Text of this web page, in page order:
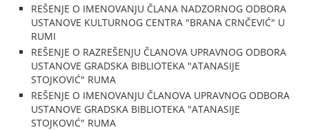
REŠENJE O IMENOVANJU ČLANA NADZORNOG ODBORA
USTANOVE KULTURNOG CENTRA "BRANA CRNČEVIĆ" U
RUMI
REŠENJE O RAZREŠENJU ČLANOVA UPRAVNOG ODBORA
USTANOVE GRADSKA BIBLIOTEKA "ATANASIJE
STOJKOVIĆ" RUMA
REŠENJE O IMENOVANJU ČLANOVA UPRAVNOG ODBORA
USTANOVE GRADSKA BIBLIOTEKA "ATANASIJE
STOJKOVIĆ" RUMA